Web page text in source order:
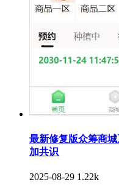
最新修复版众筹商
加共识
2025-08-29 1.22k